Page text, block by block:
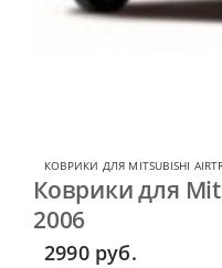
КОВРИКИ ДЛЯ MITSUBISHI
Коврики для
2006
2990 руб.